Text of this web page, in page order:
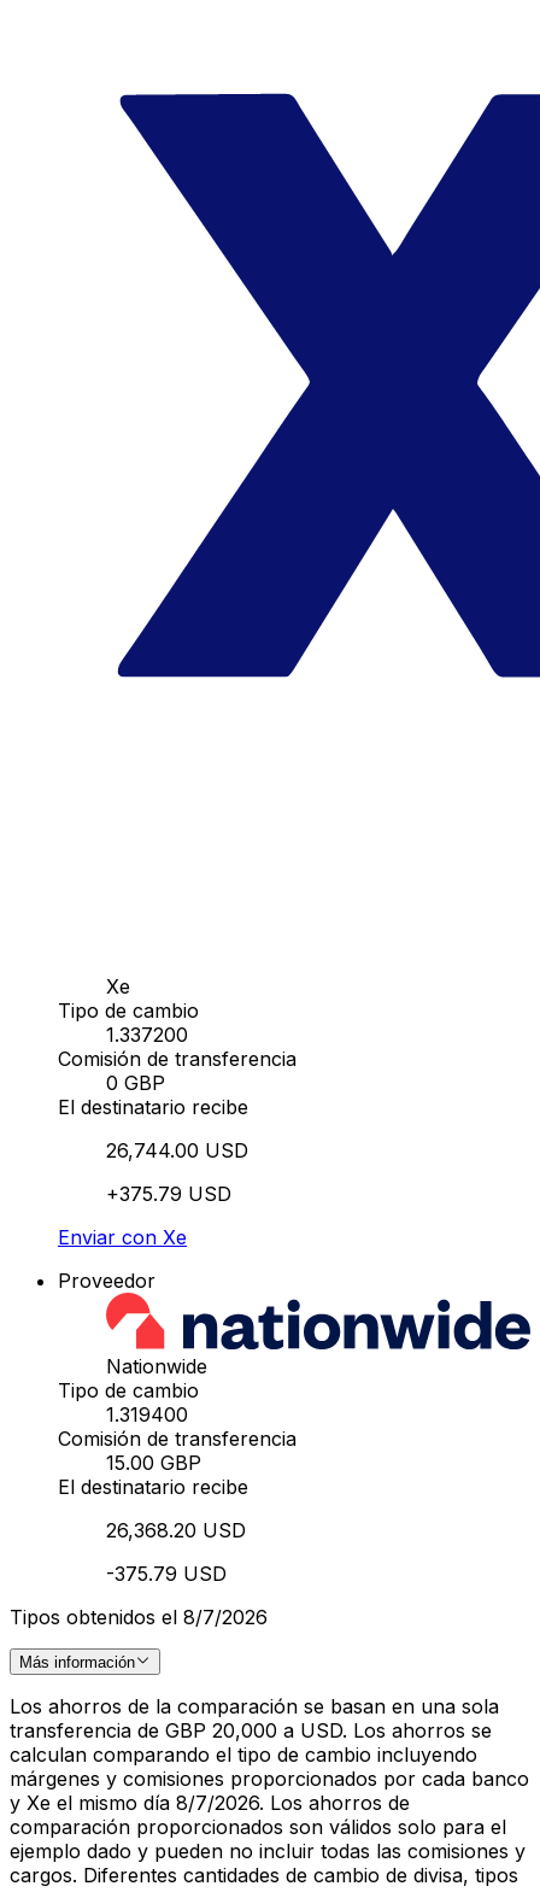
Xe
Tipo de cambio
1.337200
Comisión de transferencia
0 GBP
El destinatario recibe
26,744.00 USD
+375.79 USD
Enviar con Xe
Proveedor
Nationwide
Tipo de cambio
1.319400
Comisión de transferencia
15.00 GBP
El destinatario recibe
26,368.20 USD
-375.79 USD
Tipos obtenidos el 8/7/2026
Más información
Los ahorros de la comparación se basan en una sola
transferencia de GBP 20,000 a USD. Los ahorros se
calculan comparando el tipo de cambio incluyendo
márgenes y comisiones proporcionados por cada banco
y Xe el mismo día 8/7/2026. Los ahorros de
comparación proporcionados son válidos solo para el
ejemplo dado y pueden no incluir todas las comisiones y
cargos. Diferentes cantidades de cambio de divisa, tipos